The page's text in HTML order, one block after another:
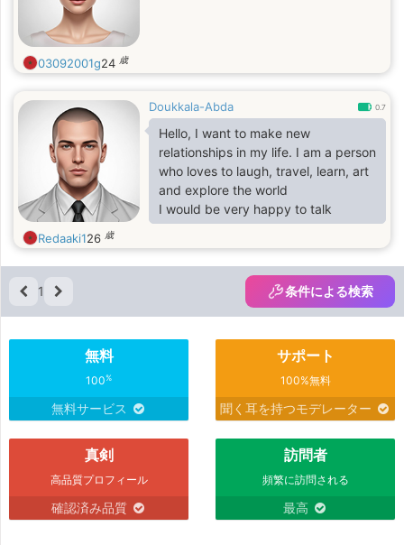
03092001g24 歳
Doukkala-Abda 0.7
Hello, I want to make new
relationships in my life. I am a person
who loves to laugh, travel, learn, art
and explore the world
I would be very happy to talk
Redaaki126 歳
1 条件による検索
無料
100%
無料サービス
サポート
100%無料
聞く耳を持つモデレーター
真剣
高品質プロフィール
確認済み品質
訪問者
頻繁に訪問される
最高